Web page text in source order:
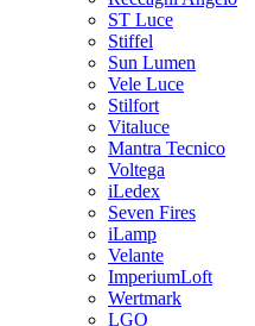
ST Luce
Stiffel
Sun Lumen
Vele Luce
Stilfort
Vitaluce
Mantra Tecnico
Voltega
iLedex
Seven Fires
iLamp
Velante
ImperiumLoft
Wertmark
LGO